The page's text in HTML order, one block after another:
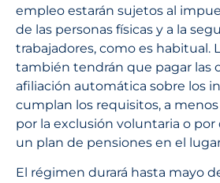
empleo estarán sujetos al
de las personas físicas y a la
trabajadores, como es habitual.
también tendrán que pagar las
afiliación automática sobre los
cumplan los requisitos, a
por la exclusión voluntaria o por
un plan de pensiones en el
El régimen durará hasta mayo